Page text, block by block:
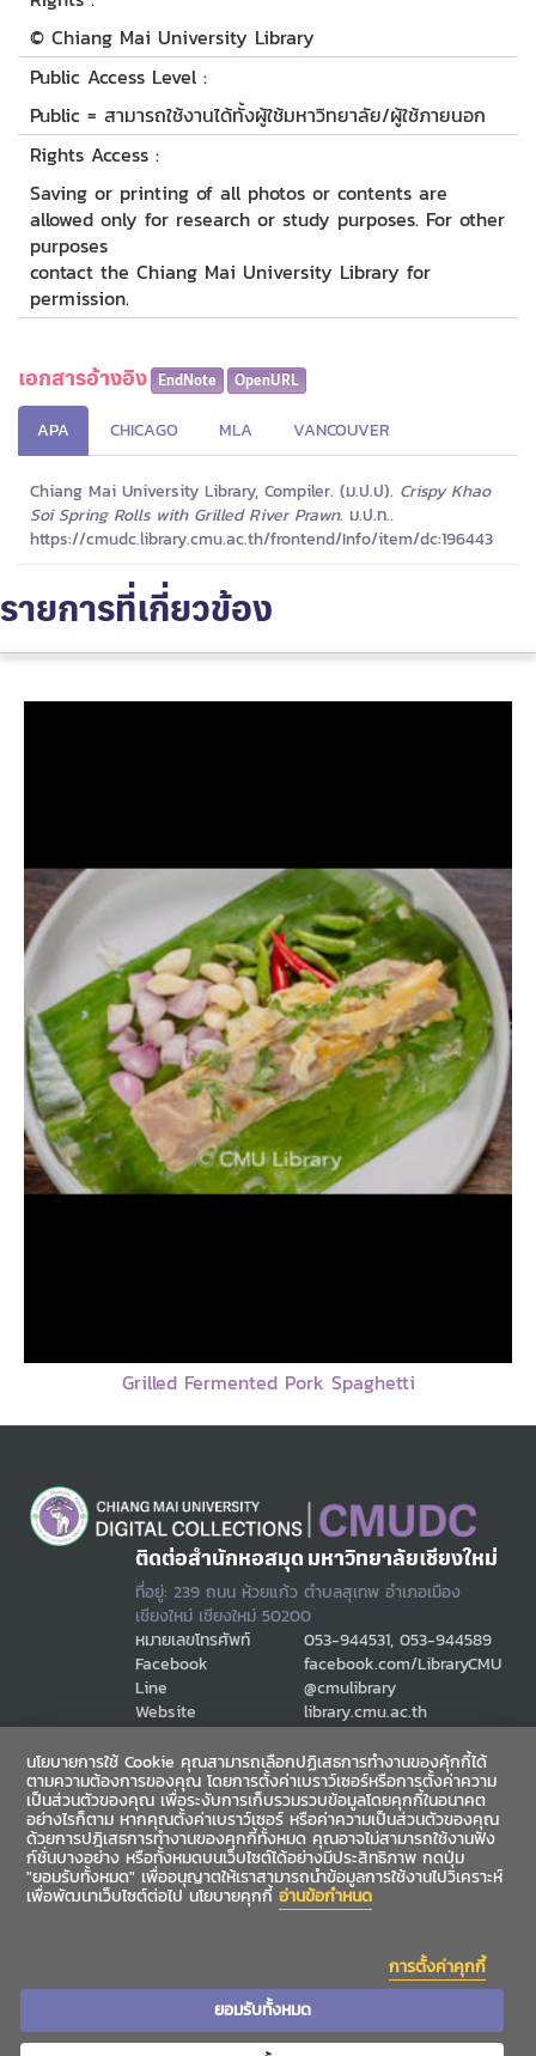
© Chiang Mai University Library
Public Access Level :
Public = สามารถใช้งานได้ทั้งผู้ใช้มหาวิทยาลัย/ผู้ใช้ภายนอก
Rights Access :
Saving or printing of all photos or contents are
allowed only for research or study purposes. For other
purposes
contact the Chiang Mai University Library for
permission.
เอกสารอ้างอิง EndNote OpenURL
APA CHICAGO MLA VANCOUVER
Chiang Mai University Library, Compiler. (ม.ป.ป). Crispy Khao
Soi Spring Rolls with Grilled River Prawn. ม.ป.ท..
https://cmudc.library.cmu.ac.th/frontend/Info/item/dc:196443
รายการที่เกี่ยวข้อง
Grilled Fermented Pork Spaghetti
ติดต่อสำนักหอสมุด มหาวิทยาลัยเชียงใหม่
ที่อยู่: 239 ถนน ห้วยแก้ว ตำบลสุเทพ อำเภอเมือง
เชียงใหม่ เชียงใหม่ 50200
หมายเลขโทรศัพท์ 053-944531, 053-944589
Facebook
facebook.com/LibraryCMU
Line
@cmulibrary
Website
library.cmu.ac.th
ช่องทางสื่อสาร
นโยบายการใช้ Cookie คุณสามารถเลือกปฏิเสธการทำงานของคุ้กกี้ได้
ตามความต้องการของคุณ โดยการตั้งค่าเบราว์เซอร์หรือการตั้งค่าความ
เป็นส่วนตัวของคุณ เพื่อระงับการเก็บรวมรวบข้อมูลโดยคุกกี้ในอนาคต
อย่างไรก็ตาม หากคุณตั้งค่าเบราว์เซอร์ หรือค่าความเป็นส่วนตัวของคุณ
ด้วยการปฎิเสธการทำงานของคุกกี้ทั้งหมด คุณอาจไม่สามารถใช้งานฟัง
ก์ชั่นบางอย่าง หรือทั้งหมดบนเว็บไซต์ได้อย่างมีประสิทธิภาพ กดปุ่ม
"ยอมรับทั้งหมด" เพื่ออนุญาตให้เราสามารถนำข้อมูลการใช้งานไปวิเคราะห์
เพื่อพัฒนาเว็บไซต์ต่อไป นโยบายคุกกี้อ่านข้อกำหนด
การตั้งค่าคุกกี้
ยอมรับทั้งหมด